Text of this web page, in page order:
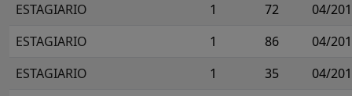
ESTAGIARIO 1 72
04/
ESTAGIARIO
1 86
04/
ESTAGIARIO
1 35
04/